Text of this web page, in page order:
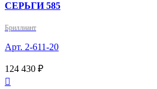
СЕРЬГИ 585
Бриллиант
Арт. 2-611-20
124 430 ₽
